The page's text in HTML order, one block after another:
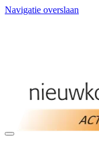
Navigatie overslaan